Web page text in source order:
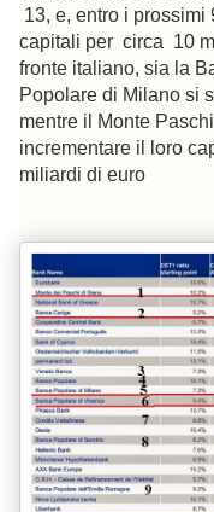
13, e, entro i
capitali per circa 10
fronte italiano, sia la
Popolare di Milano si
mentre il Monte
incrementare il loro
miliardi di euro